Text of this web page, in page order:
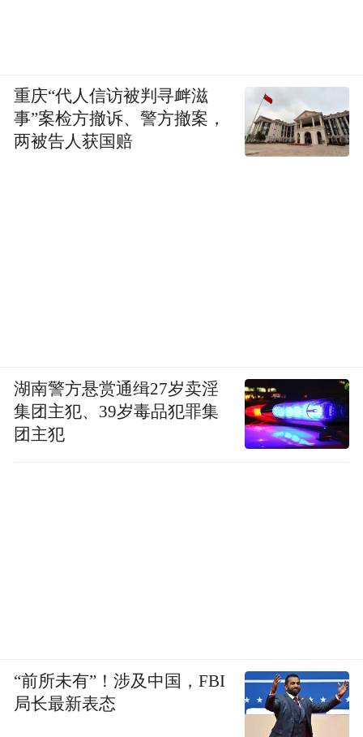
重庆“代人信访被判寻衅滋
事”案检方撤诉、警方撤案，
两被告人获国赔
湖南警方悬赏通缉27岁卖淫
集团主犯、39岁毒品犯罪集
团主犯
“前所未有”！涉及中国，FBI
局长最新表态